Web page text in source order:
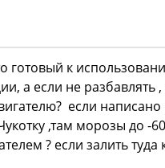
готовый к
а если не разбавлять ,
если написано
,там морозы до -
? если залить туда